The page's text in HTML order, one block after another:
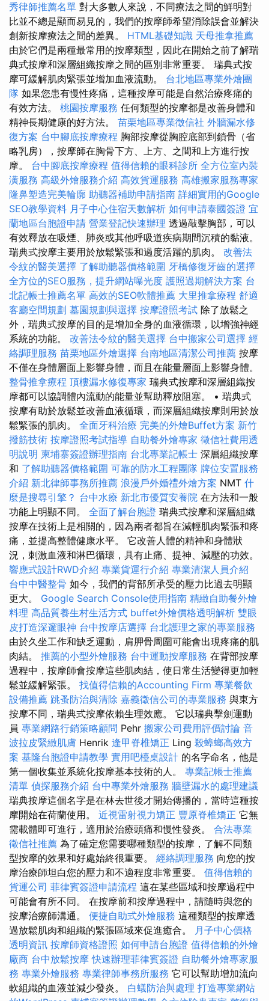
秀律師推薦名單 對大多數人來說，不同療法之間的鮮明對
比並不總是顯而易見的，我們的按摩師希望消除誤會並解決
創新按摩療法之間的差異。 HTML基礎知識 天母推拿推薦
由於它們是兩種最常用的按摩類型，因此在開始之前了解瑞
典式按摩和深層組織按摩之間的區別非常重要。 瑞典式按
摩可緩解肌肉緊張並增加血液流動。 台北地區專業外燴團
隊 如果您患有慢性疼痛，這種按摩可能是自然治療疼痛的
有效方法。 桃園按摩服務 任何類型的按摩都是改善身體和
精神長期健康的好方法。 苗栗地區專業徵信社 外牆漏水修
復方案 台中腳底按摩療程 胸部按摩從胸腔底部到鎖骨（省
略乳房），按摩師在胸骨下方、上方、之間和上方進行按
摩。 台中腳底按摩療程 值得信賴的眼科診所 全方位室內裝
潢服務 高級外燴服務介紹 高效貨運服務 高雄搬家服務專家
隆鼻塑造完美輪廓 助聽器補助申請指南 詳細實用的Google
SEO教學資料 月子中心住宿天數解析 如何申請泰國簽證 宜
蘭地區台胞證申請 營業登記快速辦理 透過敲擊胸部，可以
有效釋放在吸煙、肺炎或其他呼吸道疾病期間沉積的黏液。
瑞典式按摩主要用於放鬆緊張和過度活躍的肌肉。 改善法
令紋的醫美選擇 了解助聽器價格範圍 牙橋修復牙齒的選擇
全方位的SEO服務，提升網站曝光度 護照過期解決方案 台
北記帳士推薦名單 高效的SEO軟體推薦 大里推拿療程 舒適
客廳空間規劃 墓園規劃與選擇 按摩證照考試 除了放鬆之
外，瑞典式按摩的目的是增加全身的血液循環，以增強神經
系統的功能。 改善法令紋的醫美選擇 台中搬家公司選擇 經
絡調理服務 苗栗地區外燴選擇 台南地區清潔公司推薦 按摩
不僅在身體層面上影響身體，而且在能量層面上影響身體。
整骨推拿療程 頂樓漏水修復專家 瑞典式按摩和深層組織按
摩都可以協調體內流動的能量並幫助釋放阻塞。 • 瑞典式
按摩有助於放鬆並改善血液循環，而深層組織按摩則用於放
鬆緊張的肌肉。 全面牙科治療 完美的外燴Buffet方案 新竹
撥筋技術 按摩證照考試指導 自助餐外燴專家 徵信社費用透
明說明 柬埔寨簽證辦理指南 台北專業記帳士 深層組織按摩
和 了解助聽器價格範圍 可靠的防水工程團隊 牌位安置服務
介紹 新北律師事務所推薦 浪漫戶外婚禮外燴方案 NMT 什
麼是搜尋引擎？ 台中水療 新北市優質安養院 在方法和一般
功能上明顯不同。 全面了解台胞證 瑞典式按摩和深層組織
按摩在技術上是相關的，因為兩者都旨在減輕肌肉緊張和疼
痛，並提高整體健康水平。 它改善人體的精神和身體狀
況，刺激血液和淋巴循環，具有止痛、提神、減壓的功效。
響應式設計RWD介紹 專業貨運行介紹 專業清潔人員介紹
台中中醫整骨 如今，我們的背部所承受的壓力比過去明顯
更大。 Google Search Console使用指南 精緻自助餐外燴
料理 高品質養生村生活方式 buffet外燴價格透明解析 雙眼
皮打造深邃眼神 台中按摩店選擇 台北護理之家的專業服務
由於久坐工作和缺乏運動，肩胛骨周圍可能會出現疼痛的肌
肉結。 推薦的小型外燴服務 台中運動按摩服務 在背部按摩
過程中，按摩師會按摩這些肌肉結，使日常生活變得更加輕
鬆並緩解緊張。 找值得信賴的Accounting Firm 專業餐飲
設備推薦 跳蚤防治與清除 嘉義徵信公司的專業服務 與東方
按摩不同，瑞典式按摩依賴生理效應。 它以瑞典擊劍運動
員 專業網路行銷策略顧問 Pehr 搬家公司費用評價討論 音
波拉皮緊緻肌膚 Henrik 逢甲脊椎矯正 Ling 殺蟑螂高效方
案 基隆台胞證申請教學 實用吧檯桌設計 的名字命名，他是
第一個收集並系統化按摩基本技術的人。 專業記帳士推薦
清單 偵探服務介紹 台中專業外燴服務 牆壁漏水的處理建議
瑞典按摩這個名字是在林去世後才開始傳播的，當時這種按
摩開始在荷蘭使用。 近視雷射視力矯正 豐原脊椎矯正 它無
需載體即可進行，適用於治療頭痛和慢性發炎。 合法專業
徵信社推薦 為了確定您需要哪種類型的按摩，了解不同類
型按摩的效果和好處始終很重要。 經絡調理服務 向您的按
摩治療師坦白您的壓力和不適程度非常重要。 值得信賴的
貨運公司 菲律賓簽證申請流程 這在某些區域和按摩過程中
可能會有所不同。 在按摩前和按摩過程中，請隨時與您的
按摩治療師溝通。 便捷自助式外燴服務 這種類型的按摩透
過放鬆肌肉和組織的緊張區域來促進癒合。 月子中心價格
透明資訊 按摩師資格證照 如何申請台胞證 值得信賴的外燴
廠商 台中放鬆按摩快速辦理菲律賓簽證 自助餐外燴專家服
務 專業外燴服務 專業律師事務所服務 它可以幫助增加流向
軟組織的血液並減少發炎。 白蟻防治與處理 打造專業網站